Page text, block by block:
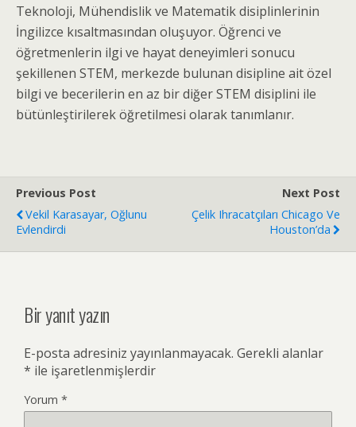
Teknoloji, Mühendislik ve Matematik disiplinlerinin
İngilizce kısaltmasından oluşuyor. Öğrenci ve
öğretmenlerin ilgi ve hayat deneyimleri sonucu
şekillenen STEM, merkezde bulunan disipline ait özel
bilgi ve becerilerin en az bir diğer STEM disiplini ile
bütünleştirilerek öğretilmesi olarak tanımlanır.
Previous Post
Vekil Karasayar, Oğlunu
Evlendirdi
Next Post
Çelik Ihracatçıları Chicago Ve
Houston’da
Bir yanıt yazın
E-posta adresiniz yayınlanmayacak. Gerekli alanlar
* ile işaretlenmişlerdir
Yorum *